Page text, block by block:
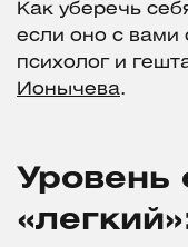
Как уберечь
если оно с вами
психолог и
Ионычева.
Уровень